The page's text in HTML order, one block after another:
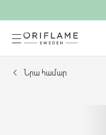
Նրա համար